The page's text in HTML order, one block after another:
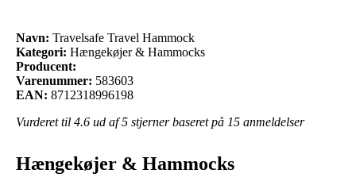
Navn: Travelsafe Travel Hammock
Kategori: Hængekøjer & Hammocks
Producent:
Varenummer: 583603
EAN: 8712318996198
Vurderet til 4.6 ud af 5 stjerner baseret på 15 anmeldelser
Hængekøjer & Hammocks